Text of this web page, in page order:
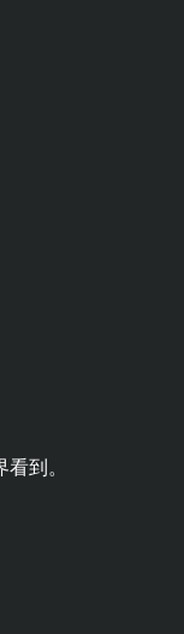
到。